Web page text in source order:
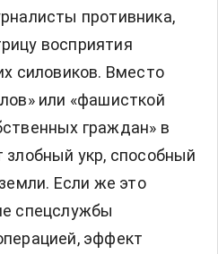
противника,
восприятия
силовиков. Вместо
или «фашисткой
граждан» в
злобный укр, способный
Если же это
спецслужбы
эффект